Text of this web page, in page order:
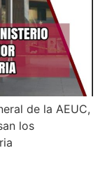
de la AEUC,
los